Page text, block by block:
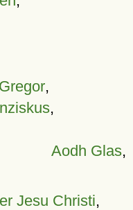
,
,
Aodh Glas,
Jesu Christi,